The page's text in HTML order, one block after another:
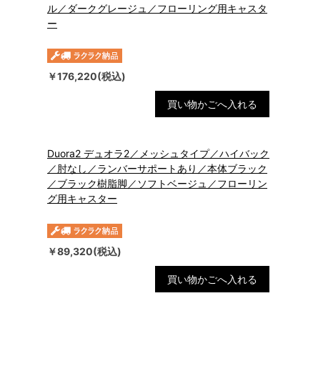
ル／ダークグレージュ／フローリング用キャスタ
ー
￥176,220(税込)
買い物かごへ入れる
Duora2 デュオラ2／メッシュタイプ／ハイバック
／肘なし／ランバーサポートあり／本体ブラック
／ブラック樹脂脚／ソフトベージュ／フローリン
グ用キャスター
￥89,320(税込)
買い物かごへ入れる